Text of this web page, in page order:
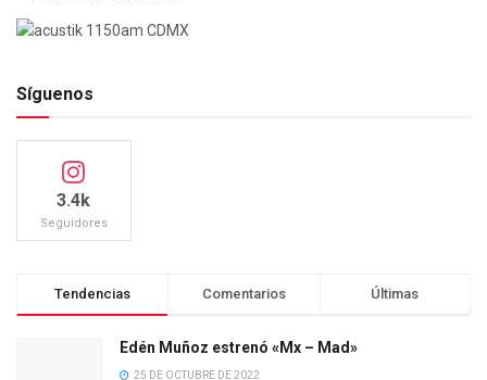
Síguenos
3.4k
Seguidores
Tendencias Comentarios Últimas
Edén Muñoz estrenó «Mx – Mad»
25 DE OCTUBRE DE 2022